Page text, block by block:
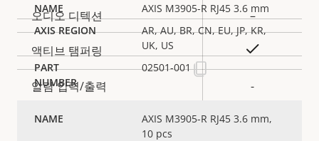
속
성
설
명
속
성
값
오디오 디텍션 –
액티브 탬퍼링
알람 입력/출력 -
AXIS Camera Application
예
AXIS M3905-R RJ45 3.6 mm
AR, AU, BR, CN, EU, JP, KR,
UK, US
02501-001
AXIS M3905-R RJ45 3.6 mm,
10 pcs